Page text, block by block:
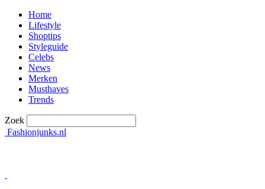
Home
Lifestyle
Shoptips
Styleguide
Celebs
News
Merken
Musthaves
Trends
Zoek
Fashionjunks.nl